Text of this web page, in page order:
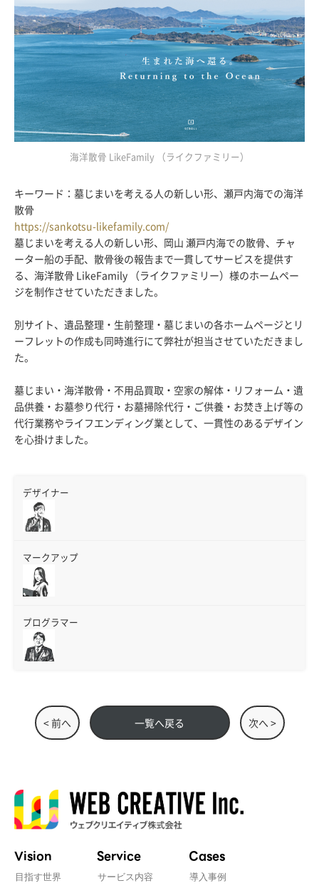
海洋散骨 LikeFamily （ライクファミリー）
キーワード：墓じまいを考える人の新しい形、瀬戸内海での海洋
散骨
https://sankotsu-likefamily.com/
墓じまいを考える人の新しい形、岡山 瀬戸内海での散骨、チャ
ーター船の手配、散骨後の報告まで一貫してサービスを提供す
る、海洋散骨 LikeFamily （ライクファミリー）様のホームペー
ジを制作させていただきました。
別サイト、遺品整理・生前整理・墓じまいの各ホームページとリ
ーフレットの作成も同時進行にて弊社が担当させていただきまし
た。
墓じまい・海洋散骨・不用品買取・空家の解体・リフォーム・遺
品供養・お墓参り代行・お墓掃除代行・ご供養・お焚き上げ等の
代行業務やライフエンディング業として、一貫性のあるデザイン
を心掛けました。
デザイナー
マークアップ
プログラマー
< 前へ 一覧へ戻る 次へ >
Vision
目指す世界
Service
サービス内容
Cases
導入事例